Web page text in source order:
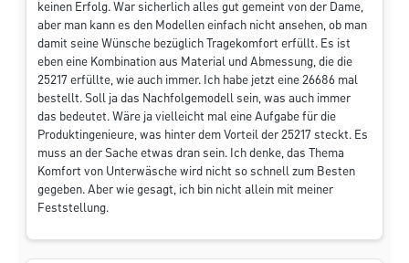
keinen Erfolg. War sicherlich alles gut gemeint von der Dame,
aber man kann es den Modellen einfach nicht ansehen, ob man
damit seine Wünsche bezüglich Tragekomfort erfüllt. Es ist
eben eine Kombination aus Material und Abmessung, die die
25217 erfüllte, wie auch immer. Ich habe jetzt eine 26686 mal
bestellt. Soll ja das Nachfolgemodell sein, was auch immer
das bedeutet. Wäre ja vielleicht mal eine Aufgabe für die
Produktingenieure, was hinter dem Vorteil der 25217 steckt. Es
muss an der Sache etwas dran sein. Ich denke, das Thema
Komfort von Unterwäsche wird nicht so schnell zum Besten
gegeben. Aber wie gesagt, ich bin nicht allein mit meiner
Feststellung.